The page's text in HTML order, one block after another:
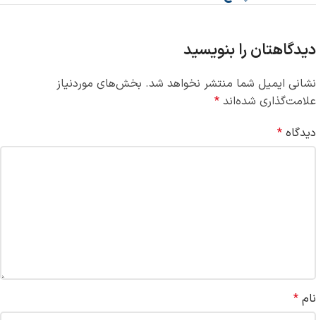
دیدگاهتان را بنویسید
نشانی ایمیل شما منتشر نخواهد شد. بخش‌های موردنیاز
علامت‌گذاری شده‌اند *
دیدگاه *
نام *